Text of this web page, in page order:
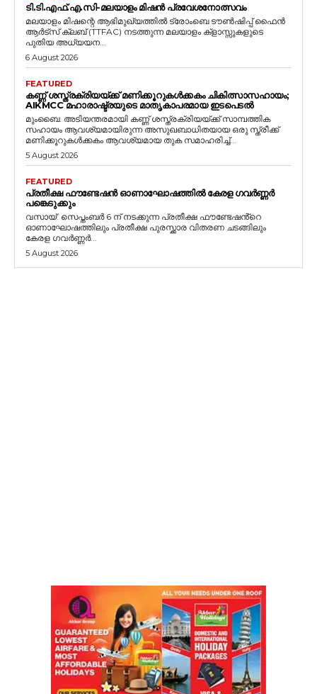
ടി.ടി.എഫ്‌.എ.സി-മലയാളം മിഷൻ പ്രവേശനോത്സവം
മലയാളം മിഷന്റെ ആഭിമുഖ്യത്തിൽ ട്രോംബെ ടൗൺഷിപ്പ് ഫൈൻ
ആർട്സ് ക്ലബ് (TTFAC) നടത്തുന്ന മലയാളം ക്‌ളാസ്സുകളുടെ
പുതിയ അധ്യയന...
6 August 2026
FEATURED
കണ്ണ് ശസ്ത്രക്രിയയ്ക്ക് മണിക്കൂറുകൾക്കകം ചികിത്സാസഹായം;
AIKMCC മഹാരാഷ്ട്രയുടെ മാതൃകാപരമായ ഇടപെടൽ
മുംബൈ: അടിയന്തരമായി കണ്ണ് ശസ്ത്രക്രിയയ്ക്ക് സാമ്പത്തിക
സഹായം ആവശ്യമായിരുന്ന അസുഖബാധിതയായ ഒരു സ്ത്രീക്ക്
മണിക്കൂറുകൾക്കകം ആവശ്യമായ തുക സമാഹരിച്ച്...
5 August 2026
FEATURED
പ്രതീക്ഷ ഫൗണ്ടേഷൻ ഓണാഘോഷത്തിൽ കേരള ഗവർണ്ണർ
പങ്കെടുക്കും
വസായ്: സെപ്തംബർ 6 ന് നടക്കുന്ന പ്രതീക്ഷ ഫൗണ്ടേഷൻ്റെ
ഓണാഘോഷത്തിലും പ്രതീക്ഷ പുരസ്ക്കാര വിതരണ ചടങ്ങിലും
കേരള ഗവർണ്ണർ...
5 August 2026